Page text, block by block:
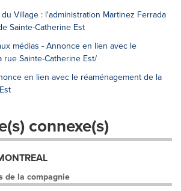
Village : l'administration Martinez Ferrada
Sainte-Catherine Est
médias - Annonce en lien avec le
Sainte-Catherine Est/
en lien avec le réaménagement de la
connexe(s)
de la compagnie